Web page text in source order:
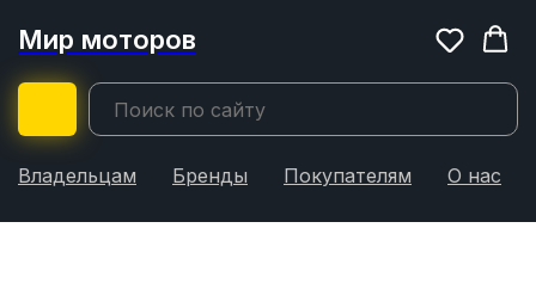
Мир моторов
Владельцам Бренды Покупателям О нас